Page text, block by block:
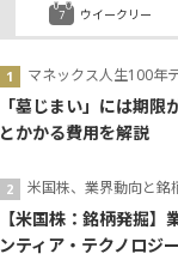
マネックス人生100年
「墓じまい」には期
とかかる費用を解説
米国株、業界動向と銘
【米国株：銘柄発掘
ンティア・テクノロジ
ウイークリー